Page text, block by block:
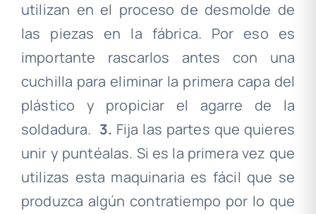
utilizan en el proceso de desmolde de
las piezas en la fábrica. Por eso es
importante rascarlos antes con una
cuchilla para eliminar la primera capa del
plástico y propiciar el agarre de la
soldadura. 3. Fija las partes que quieres
unir y puntéalas. Si es la primera vez que
utilizas esta maquinaria es fácil que se
produzca algún contratiempo por lo que